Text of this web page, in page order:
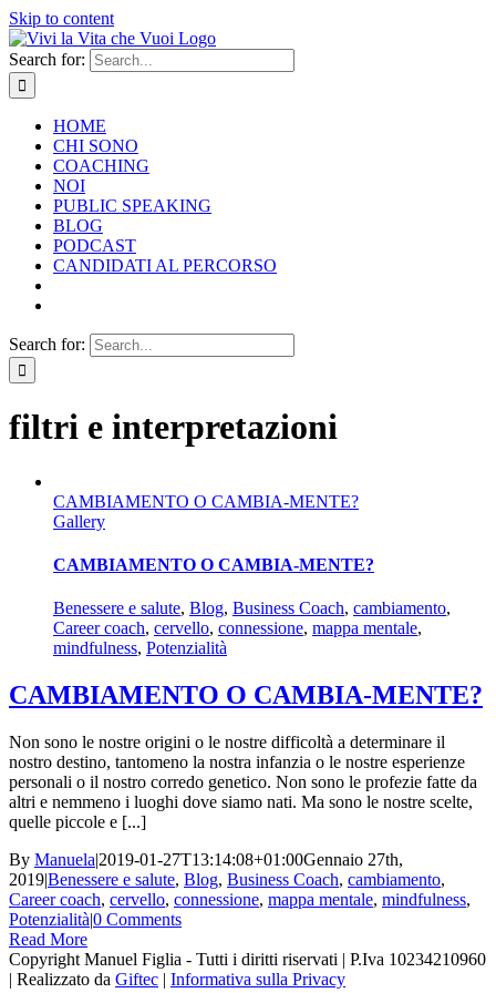
Skip to content
Search for:
HOME
CHI SONO
COACHING
NOI
PUBLIC SPEAKING
BLOG
PODCAST
CANDIDATI AL PERCORSO
Search for:
filtri e interpretazioni
CAMBIAMENTO O CAMBIA-MENTE?
Gallery
CAMBIAMENTO O CAMBIA-MENTE?
Benessere e salute, Blog, Business Coach, cambiamento,
Career coach, cervello, connessione, mappa mentale,
mindfulness, Potenzialità
CAMBIAMENTO O CAMBIA-MENTE?
Non sono le nostre origini o le nostre difficoltà a determinare il
nostro destino, tantomeno la nostra infanzia o le nostre esperienze
personali o il nostro corredo genetico. Non sono le profezie fatte da
altri e nemmeno i luoghi dove siamo nati. Ma sono le nostre scelte,
quelle piccole e [...]
By Manuela|2019-01-27T13:14:08+01:00Gennaio 27th,
2019|Benessere e salute, Blog, Business Coach, cambiamento,
Career coach, cervello, connessione, mappa mentale, mindfulness,
Potenzialità|0 Comments
Read More
Copyright Manuel Figlia - Tutti i diritti riservati | P.Iva 10234210960
| Realizzato da Giftec | Informativa sulla Privacy